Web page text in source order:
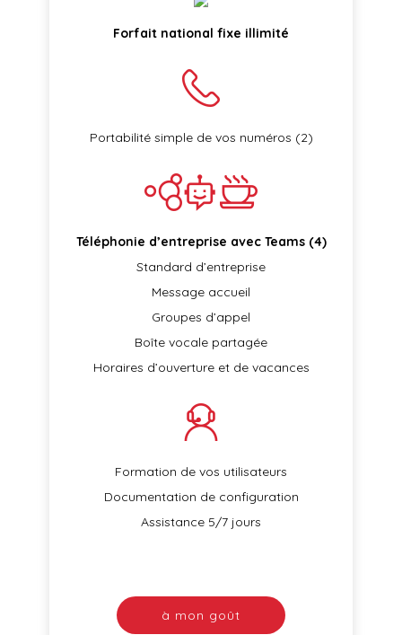
Forfait national fixe illimité
Portabilité simple de vos numéros (2)
Téléphonie d’entreprise avec Teams (4)
Standard d’entreprise
Message accueil
Groupes d’appel
Boîte vocale partagée
Horaires d’ouverture et de vacances
Formation de vos utilisateurs
Documentation de configuration
Assistance 5/7 jours
à mon goût